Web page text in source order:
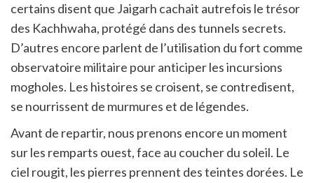
certains disent que Jaigarh cachait autrefois le trésor
des Kachhwaha, protégé dans des tunnels secrets.
D’autres encore parlent de l’utilisation du fort comme
observatoire militaire pour anticiper les incursions
mogholes. Les histoires se croisent, se contredisent,
se nourrissent de murmures et de légendes.
Avant de repartir, nous prenons encore un moment
sur les remparts ouest, face au coucher du soleil. Le
ciel rougit, les pierres prennent des teintes dorées. Le